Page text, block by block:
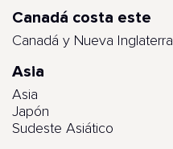
Canadá costa este
Canadá y Nueva Inglaterra
Asia
Asia
Japón
Sudeste Asiático